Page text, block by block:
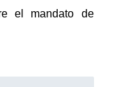
el mandato de